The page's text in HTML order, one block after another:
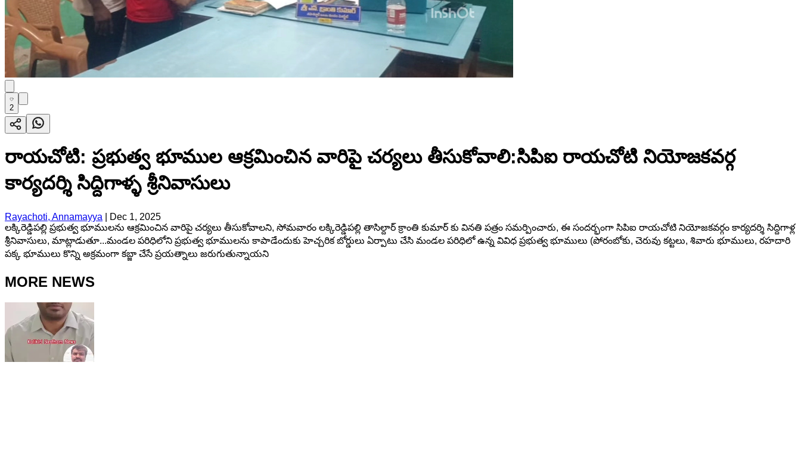
2
రాయచోటి: ప్రభుత్వ భూముల ఆక్రమించిన వారిపై చర్యలు తీసుకోవాలి:సిపిఐ రాయచోటి నియోజకవర్గ
కార్యదర్శి సిద్దిగాళ్ళ శ్రీనివాసులు
Rayachoti, Annamayya
Dec 1, 2025
లక్కిరెడ్డిపల్లి ప్రభుత్వ భూములను ఆక్రమించిన వారిపై చర్యలు తీసుకోవాలని, సోమవారం లక్కిరెడ్డిపల్లి తాసిల్దార్ క్రాంతి కుమార్ కు వినతి పత్రం సమర్పించారు, ఈ సందర్భంగా సిపిఐ రాయచోటి నియోజకవర్గం కార్యదర్శి సిద్దిగాళ్ల
శ్రీనివాసులు, మాట్లాడుతూ...మండల పరిధిలోని ప్రభుత్వ భూములను కాపాడేందుకు హెచ్చరిక బోర్డులు ఏర్పాటు చేసి మండల పరిధిలో ఉన్న వివిధ ప్రభుత్వ భూములు (పోరంబోకు, చెరువు కట్టలు, శివారు భూములు, రహదారి
పక్క భూములు కొన్ని అక్రమంగా కబ్జా చేసే ప్రయత్నాలు జరుగుతున్నాయని
MORE NEWS